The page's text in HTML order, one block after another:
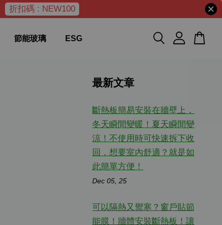
折扣碼 : NEW100
節能玻璃 ESG
最新文章
斷熱板簡易安裝在牆壁上，
冬天瞬間變暖！夏天瞬間變
涼！不使用時可快速拆下收
回，想要室內舒適？就是如
此簡單方便！
Dec 05, 25
可以隔熱又禦寒？窗戶貼節
能膜！牆體安裝斷熱板！讓